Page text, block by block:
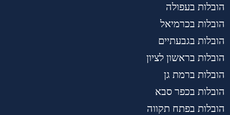
הובלות בעפולה
הובלות בכרמיאל
הובלות בגבעתיים
הובלות בראשון לציון
הובלות ברמת גן
הובלות בכפר סבא
הובלות בפתח תקווה